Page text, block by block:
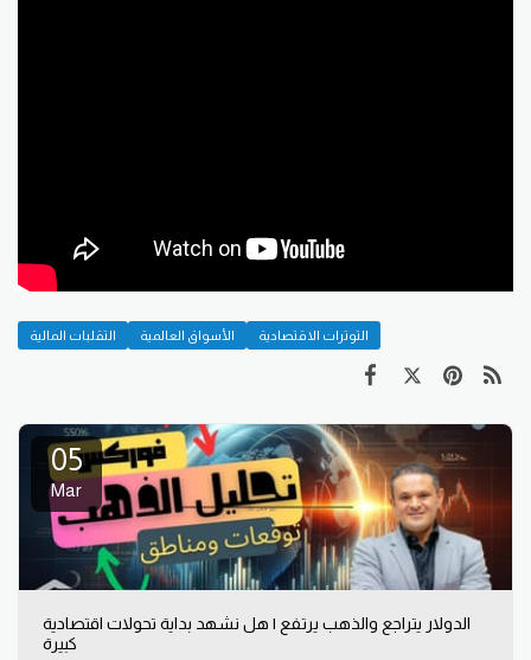
التقلبات المالية الأسواق العالمية التوترات الاقتصادية
05
Mar
الدولار يتراجع والذهب يرتفع | هل نشهد بداية تحولات اقتصادية
كبيرة